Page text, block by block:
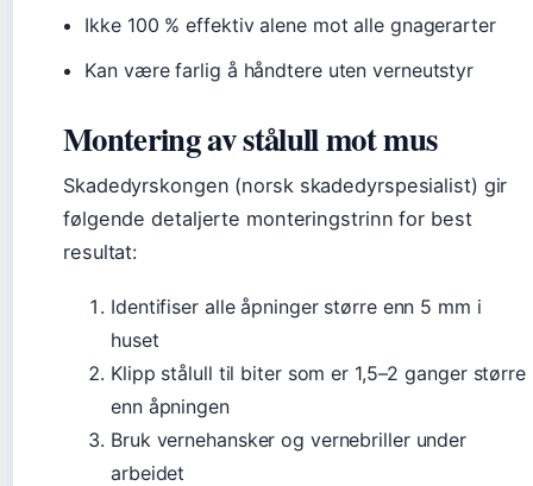
Ikke 100 % effektiv alene mot alle gnagerarter
Kan være farlig å håndtere uten verneutstyr
Montering av stålull mot mus
Skadedyrskongen (norsk skadedyrspesialist) gir
følgende detaljerte monteringstrinn for best
resultat:
Identifiser alle åpninger større enn 5 mm i
huset
Klipp stålull til biter som er 1,5–2 ganger større
enn åpningen
Bruk vernehansker og vernebriller under
arbeidet